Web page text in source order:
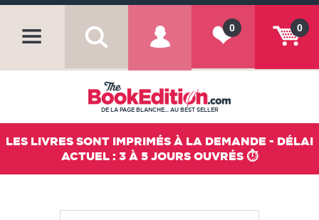
0
0
DE LA PAGE BLANCHE... AU BEST SELLER
LES LIVRES SONT IMPRIMÉS À LA DEMANDE - DÉLAI
ACTUEL : 3 À 5 JOURS OUVRÉS ⏱️